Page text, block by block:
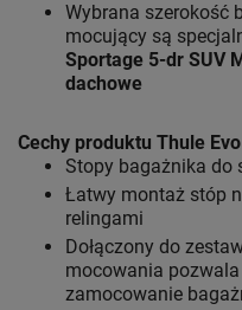
Wybrana szerokość
mocujący są
Sportage 5-dr SUV
dachowe
Cechy produktu Thule Evo
Stopy bagażnika do
Łatwy montaż stóp
relingami
Dołączony do
mocowania
zamocowanie